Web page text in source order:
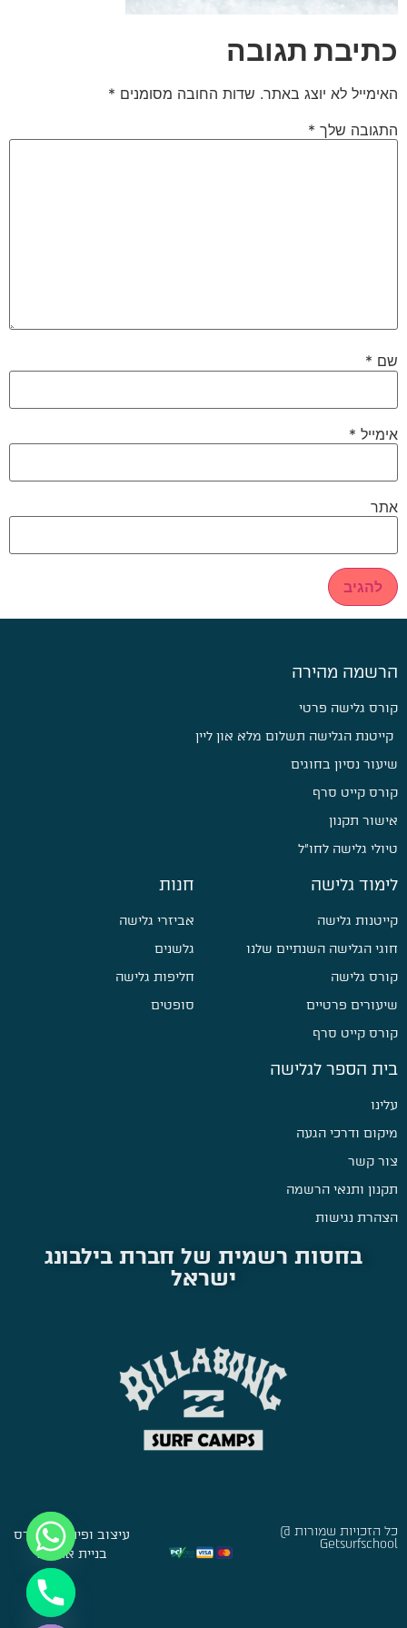
כתיבת תגובה
האימייל לא יוצג באתר. שדות החובה מסומנים *
התגובה שלך *
שם *
אימייל *
אתר
הרשמה מהירה
קורס גלישה פרטי
קייטנת הגלישה תשלום מלא און ליין
שיעור נסיון בחוגים
קורס קייט סרף
אישור תקנון
טיולי גלישה לחו״ל
לימוד גלישה
קייטנות גלישה
חוגי הגלישה השנתיים שלנו
קורס גלישה
שיעורים פרטיים
קורס קייט סרף
חנות
אביזרי גלישה
גלשנים
חליפות גלישה
סופטים
בית הספר לגלישה
עלינו
מיקום ודרכי הגעה
צור קשר
תקנון ותנאי הרשמה
הצהרת נגישות
בחסות רשמית של חברת בילבונג
ישראל
כל הזכויות שמורות @
Getsurfschool
עיצוב ופיתוח:סברס
בניית אתרים
Hide chaty